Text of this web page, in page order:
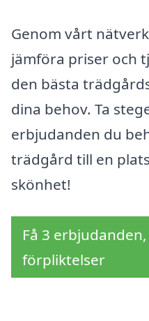
Genom vårt
jämföra priser och
den bästa
dina behov. Ta
erbjudanden du
trädgård till en
skönhet!
Få 3
förpliktelser